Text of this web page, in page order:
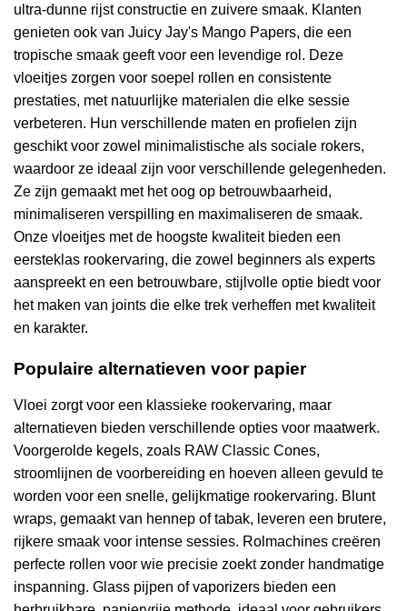
ultra-dunne rijst constructie en zuivere smaak. Klanten
genieten ook van Juicy Jay's Mango Papers, die een
tropische smaak geeft voor een levendige rol. Deze
vloeitjes zorgen voor soepel rollen en consistente
prestaties, met natuurlijke materialen die elke sessie
verbeteren. Hun verschillende maten en profielen zijn
geschikt voor zowel minimalistische als sociale rokers,
waardoor ze ideaal zijn voor verschillende gelegenheden.
Ze zijn gemaakt met het oog op betrouwbaarheid,
minimaliseren verspilling en maximaliseren de smaak.
Onze vloeitjes met de hoogste kwaliteit bieden een
eersteklas rookervaring, die zowel beginners als experts
aanspreekt en een betrouwbare, stijlvolle optie biedt voor
het maken van joints die elke trek verheffen met kwaliteit
en karakter.
Populaire alternatieven voor papier
Vloei zorgt voor een klassieke rookervaring, maar
alternatieven bieden verschillende opties voor maatwerk.
Voorgerolde kegels, zoals RAW Classic Cones,
stroomlijnen de voorbereiding en hoeven alleen gevuld te
worden voor een snelle, gelijkmatige rookervaring. Blunt
wraps, gemaakt van hennep of tabak, leveren een brutere,
rijkere smaak voor intense sessies. Rolmachines creëren
perfecte rollen voor wie precisie zoekt zonder handmatige
inspanning. Glass pijpen of vaporizers bieden een